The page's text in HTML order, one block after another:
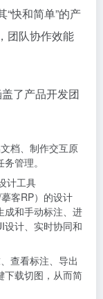
快和简单”的产
团队协作效能
了产品开发团
档、制作交互原
管理。
计工具
客RP）的设计
成和手动标注、进
设计、实时协同和
查看标注、导出
下载切图，从而简